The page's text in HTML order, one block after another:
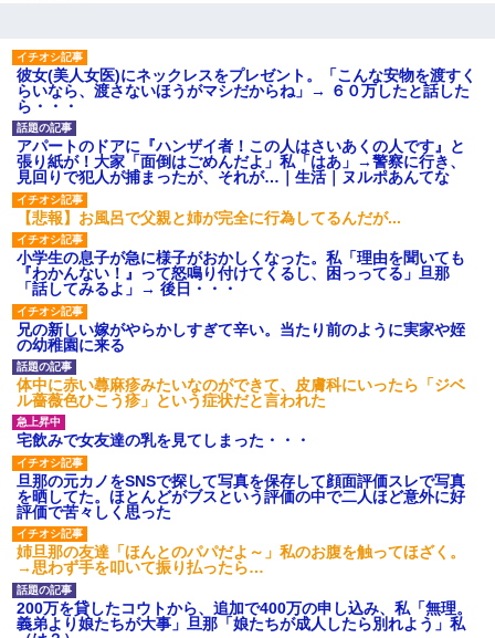
彼女(美人女医)にネックレスをプレゼント。「こんな安物を渡すく
らいなら、渡さないほうがマシだからね」→ ６０万したと話した
ら・・・
アパートのドアに『ハンザイ者！この人はさいあくの人です』と
張り紙が！大家「面倒はごめんだよ」私「はあ」→警察に行き、
見回りで犯人が捕まったが、それが…｜生活｜ヌルポあんてな
【悲報】お風呂で父親と姉が完全に行為してるんだが...
小学生の息子が急に様子がおかしくなった。私「理由を聞いても
『わかんない！』って怒鳴り付けてくるし、困っってる」旦那
「話してみるよ」→ 後日・・・
兄の新しい嫁がやらかしすぎて辛い。当たり前のように実家や姪
の幼稚園に来る
体中に赤い蕁麻疹みたいなのができて、皮膚科にいったら「ジベ
ル薔薇色ひこう疹」という症状だと言われた
宅飲みで女友達の乳を見てしまった・・・
旦那の元カノをSNSで探して写真を保存して顔面評価スレで写真
を晒してた。ほとんどがブスという評価の中で二人ほど意外に好
評価で苦々しく思った
姉旦那の友達「ほんとのパパだよ～」私のお腹を触ってほざく。
→思わず手を叩いて振り払ったら…
200万を貸したコウトから、追加で400万の申し込み、私「無理。
義弟より娘たちが大事」旦那「娘たちが成人したら別れよう」私